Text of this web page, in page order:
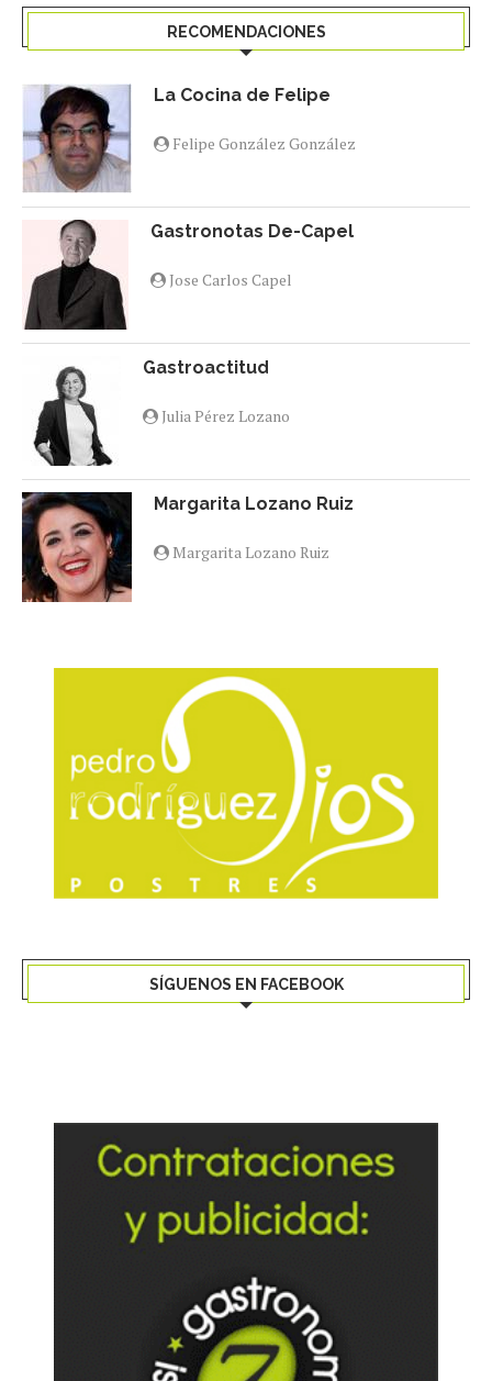
RECOMENDACIONES
La Cocina de Felipe
Felipe González González
Gastronotas De-Capel
Jose Carlos Capel
Gastroactitud
Julia Pérez Lozano
Margarita Lozano Ruiz
Margarita Lozano Ruiz
SÍGUENOS EN FACEBOOK